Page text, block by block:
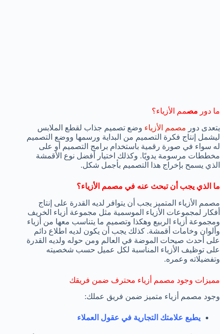
ما دور مصمم الأزياء؟
يتعدى دور مصمم الأزياء وضع تصميم جذاب لقطع الملابس
ليشمل إنتاج فكرة التصميم من البداية ورسمها ووضع التصميم
له سواء في صورة رقمية باستخدام برامج التصميم أو على
مخططات مرسومة يدويًا. وكذلك اختيار أفضل نوع الأقمشة
الذي يسمح بإخراج هذا التصميم بأجمل شكل.
ما الذي يجب أن تبحث عنه في مصمم الأزياء؟
مصمم الأزياء المتميز يجب أن يتوافر لديه القدرة على إنتاج
أفكار لمجموعات الأزياء الموسمية مثل مجموعة أزياء الخريف
ومجموعة أزياء الربيع وهكذا وتصميم ما يتناسب معها من أزياء
وألوان وخامات أقمشة. كذلك يجب أن يكون لديه اطلاع دائم
على أحدث صيحات الموضة في العالم ومن حوله ولديه القدرة
على توظيف الأزياء المناسبة لكل عميل حسب شخصيته
وتفضيلاته وعمره.
مميزات وجود مصمم أزياء محترف ضمن فريقك
وجود مصمم أزياء متميز ضمن فريق عملك:
يطبع علامتك التجارية في عقول العملاء